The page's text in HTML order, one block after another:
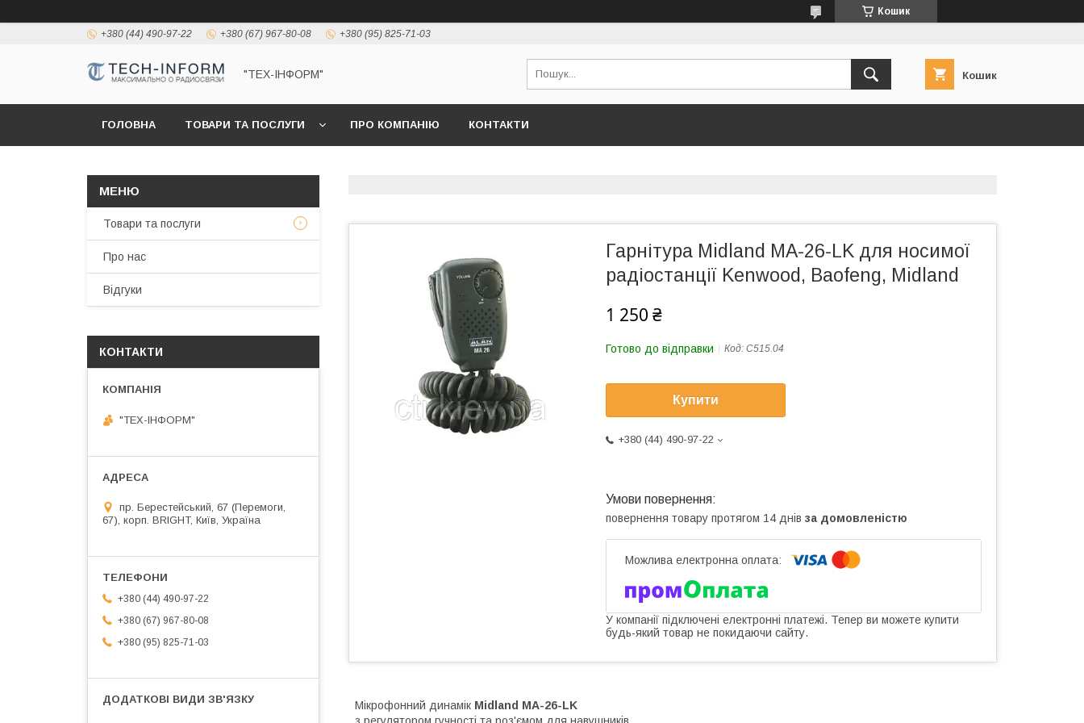
Кошик
+380 (44) 490-97-22 +380 (67) 967-80-08 +380 (95) 825-71-03
"ТЕХ-ІНФОРМ" Кошик
ГОЛОВНА ТОВАРИ ТА ПОСЛУГИ ПРО КОМПАНІЮ КОНТАКТИ
Гарнітура Midland MA-26-LK для носимої
радіостанції Kenwood, Baofeng, Midland
1 250 ₴
Готово до відправки Код: C515.04
Купити
+380 (44) 490-97-22
повернення товару протягом 14 днів за домовленістю
У компанії підключені електронні платежі. Тепер ви можете купити
будь-який товар не покидаючи сайту.
Мікрофонний динамік Midland MA-26-LK
з регулятором гучності та роз'ємом для навушників
Товари та послуги
Про нас
Відгуки
КОНТАКТИ
"ТЕХ-ІНФОРМ"
пр. Берестейський, 67 (Перемоги,
67), корп. ВRIGHT, Київ, Україна
+380 (44) 490-97-22
+380 (67) 967-80-08
+380 (95) 825-71-03